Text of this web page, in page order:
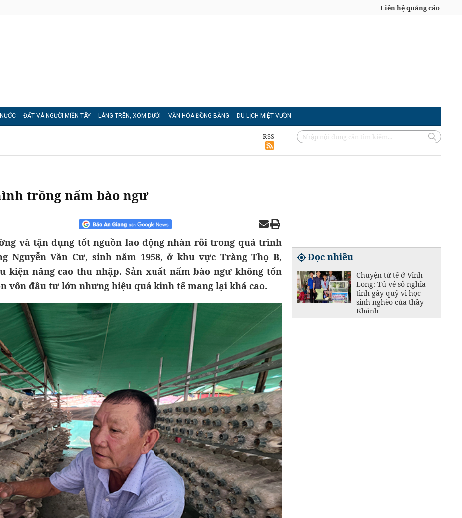
Liên hệ quảng cáo
ĐẤT VÀ NGƯỜI MIỀN TÂY LÀNG TRÊN, XÓM DƯỚI VĂN HÓA ĐỒNG BẰNG DU LỊCH MIỆT VƯỜN
RSS
trồng nấm bào ngư
và tận dụng tốt nguồn lao động nhàn rỗi trong quá trình
Nguyễn Văn Cư, sinh năm 1958, ở khu vực Tràng Thọ B,
kiện nâng cao thu nhập. Sản xuất nấm bào ngư không tốn
vốn đầu tư lớn nhưng hiệu quả kinh tế mang lại khá cao.
Đọc nhiều
Chuyện tử tế ở Vĩnh
Long: Tủ vé số nghĩa
tình gây quỹ vì học
sinh nghèo của thầy
Khánh